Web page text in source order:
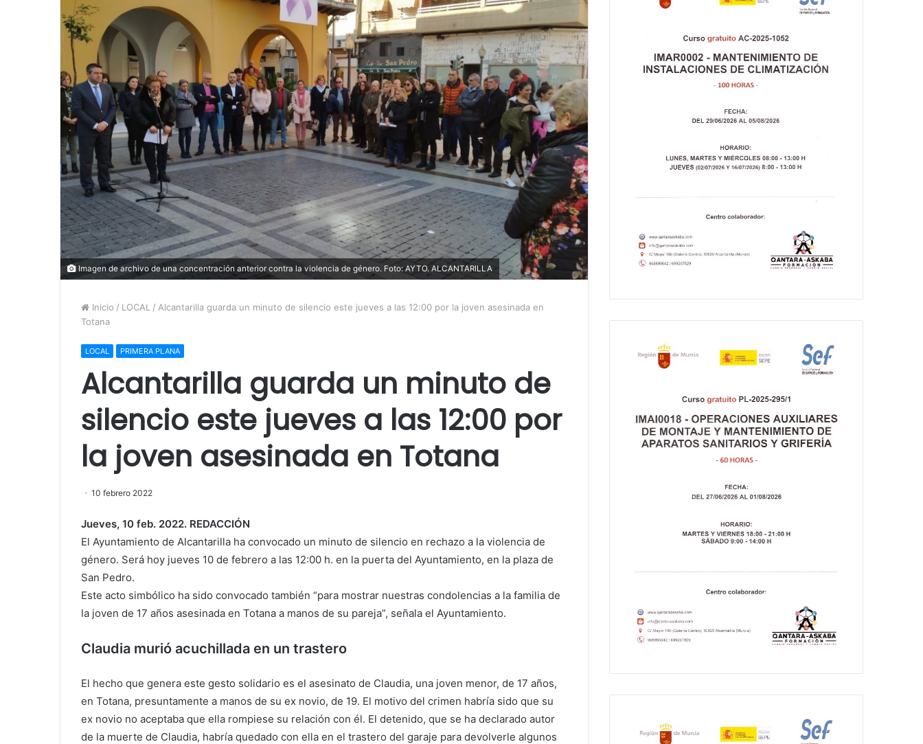
Imagen de archivo de una concentración anterior contra la violencia de género. Foto: AYTO. ALCANTARILLA
Inicio / LOCAL / Alcantarilla guarda un minuto de silencio este jueves a las 12:00 por la joven asesinada en
Totana
LOCAL PRIMERA PLANA
Alcantarilla guarda un minuto de
silencio este jueves a las 12:00 por
la joven asesinada en Totana
10 febrero 2022
Jueves, 10 feb. 2022. REDACCIÓN
El Ayuntamiento de Alcantarilla ha convocado un minuto de silencio en rechazo a la violencia de
género. Será hoy jueves 10 de febrero a las 12:00 h. en la puerta del Ayuntamiento, en la plaza de
San Pedro.
Este acto simbólico ha sido convocado también “para mostrar nuestras condolencias a la familia de
la joven de 17 años asesinada en Totana a manos de su pareja”, señala el Ayuntamiento.
Claudia murió acuchillada en un trastero
El hecho que genera este gesto solidario es el asesinato de Claudia, una joven menor, de 17 años,
en Totana, presuntamente a manos de su ex novio, de 19. El motivo del crimen habría sido que su
ex novio no aceptaba que ella rompiese su relación con él. El detenido, que se ha declarado autor
de la muerte de Claudia, habría quedado con ella en el trastero del garaje para devolverle algunos